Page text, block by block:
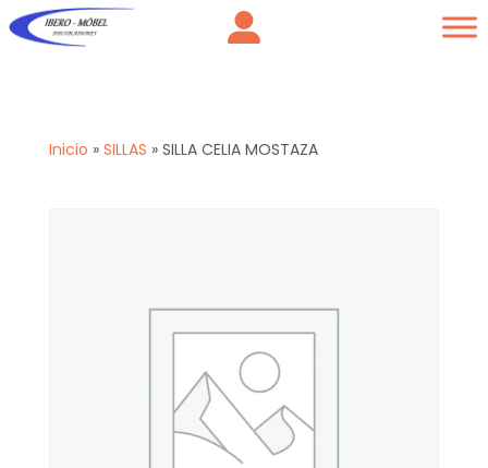
Inicio » SILLAS » SILLA CELIA MOSTAZA